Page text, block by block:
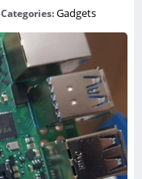
Categories:Gadgets